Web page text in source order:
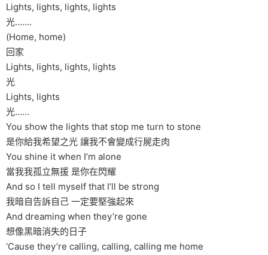
Lights, lights, lights, lights
光…….
(Home, home)
回家
Lights, lights, lights, lights
光
Lights, lights
光……
You show the lights that stop me turn to stone
是你給我希望之光 讓我不會變成行屍走肉
You shine it when I’m alone
當我我孤立無援 是你在閃耀
And so I tell myself that I’ll be strong
我暗自告訴自己 一定要堅強起來
And dreaming when they’re gone
想像黑暗消失的日子
‘Cause they’re calling, calling, calling me home